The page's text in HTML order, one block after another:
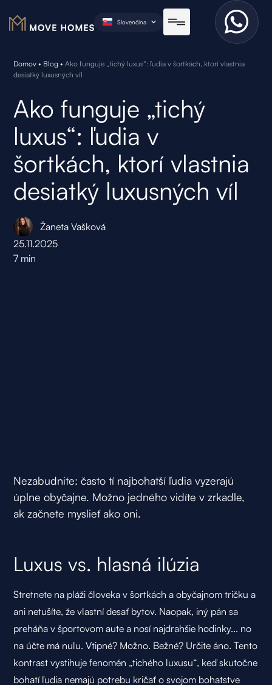
Slovenčina
Domov • Blog •Ako funguje „tichý luxus“: ľudia v šortkách, ktorí vlastnia
desiatký luxusných víl
Ako funguje „tichý
luxus“: ľudia v
šortkách, ktorí vlastnia
desiatký luxusných víl
Žaneta Vašková
25.11.2025
7 min
Nezabudnite: často tí najbohatší ľudia vyzerajú
úplne obyčajne. Možno jedného vidíte v zrkadle,
ak začnete myslieť ako oni.
Luxus vs. hlasná ilúzia
Stretnete na pláži človeka v šortkách a obyčajnom tričku a
ani netušíte, že vlastní desať bytov. Naopak, iný pán sa
preháňa v športovom aute a nosí najdrahšie hodinky... no
na účte má nulu. Vtipné? Možno. Bežné? Určite áno. Tento
kontrast vystihuje fenomén „tichého luxusu“, keď skutočne
bohatí ľudia nemajú potrebu kričať o svojom bohatstve